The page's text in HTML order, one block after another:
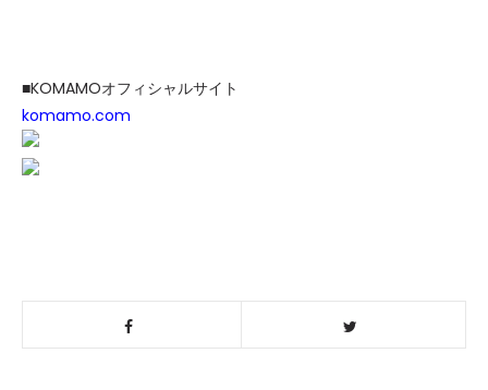
■KOMAMOオフィシャルサイト
komamo.com